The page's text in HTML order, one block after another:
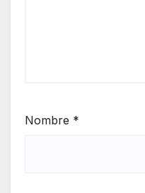
Nombre *